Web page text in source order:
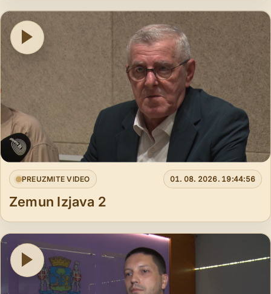
PREUZMITE VIDEO 01. 08. 2026. 19:44:56
Zemun Izjava 2